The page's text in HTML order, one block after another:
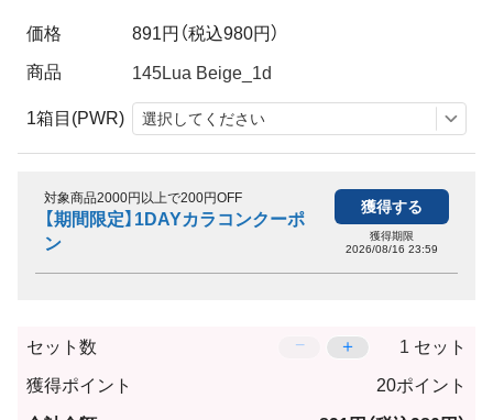
価格 891円 （税込980円）
商品
1箱目(PWR)
対象商品2000円以上で200円OFF
【期間限定】1DAYカラコンクーポ
ン
獲得する
獲得期限
2026/08/16 23:59
セット数 − ＋ セット
獲得ポイント 20ポイント